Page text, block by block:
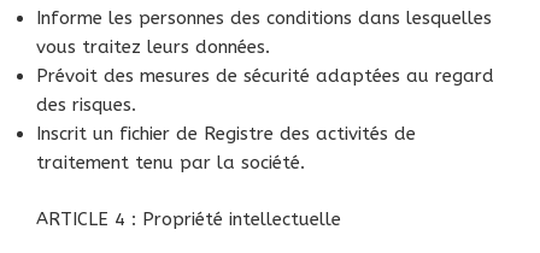
Informe les personnes des conditions dans lesquelles
vous traitez leurs données.
Prévoit des mesures de sécurité adaptées au regard
des risques.
Inscrit un fichier de Registre des activités de
traitement tenu par la société.
ARTICLE 4 : Propriété intellectuelle